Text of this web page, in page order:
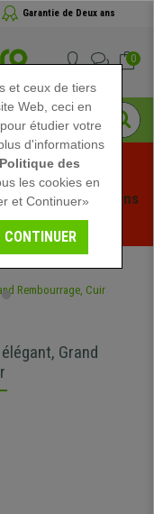
Garantie de Deux ans
0
! Des réductions
- Voir l'offre
Grand
et ceux de tiers
Web, ceci en
étudier votre
d'informations
Politique des
les cookies en
et Continuer»